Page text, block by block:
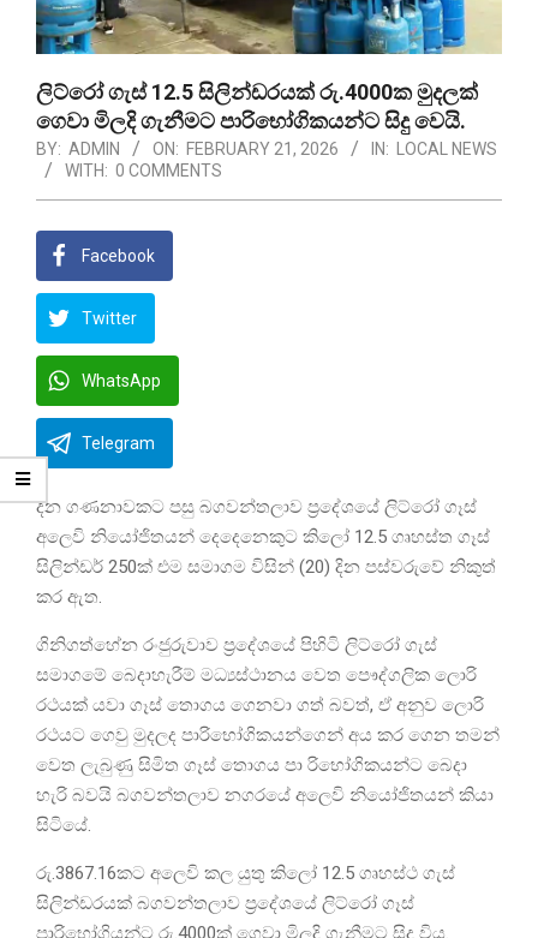
ලිට්රෝ ගැස් 12.5 සිලින්ඩරයක් රු.4000ක මුදලක්
ගෙවා මිලදි ගැනීමට පාරිභෝගිකයන්ට සිදු වෙයි.
BY: ADMIN ON: FEBRUARY 21, 2026 IN: LOCAL NEWS
WITH: 0 COMMENTS
Facebook
Twitter
WhatsApp
Telegram
දින ගණනාවකට පසු බගවන්තලාව ප්‍රදේශයේ ලිට්රෝ ගෑස්
අලෙවි නියෝජිතයන් දෙදෙනෙකුට කිලෝ 12.5 ගෘහස්ත ගෑස්
සිලින්ඩර් 250ක් එම සමාගම විසින් (20) දින පස්වරුවේ නිකුත්
කර ඇත.
ගිනිගත්හේන රංජුරුවාව ප්‍රදේශයේ පිහිටි ලිට්රෝ ගැස්
සමාගමේ බෙදාහැරීම් මධ්‍යස්ථානය වෙත පෞද්ගලික ලොරි
රථයක් යවා ගෑස් තොගය ගෙනවා ගත් බවත්, ඒ අනුව ලොරි
රථයට ගෙවු මුදලද පාරිභෝගිකයන්ගෙන් අය කර ගෙන තමන්
වෙත ලැබුණු සිමිත ගෑස් තොගය පා රිභෝගිකයන්ට බෙදා
හැරි බවයි බගවන්තලාව නගරයේ අලෙවි නියෝජිතයන් කියා
සිටියේ.
රු.3867.16කට අලෙවි කල යුතු කිලෝ 12.5 ගෘහස්ථ ගැස්
සිලින්ඩරයක් බගවන්තලාව ප්‍රදේශයේ ලිට්රෝ ගෑස්
පාරිභෝගියන්ට රු.4000ක් ගෙවා මිලදි ගැනීමට සිදු විය.